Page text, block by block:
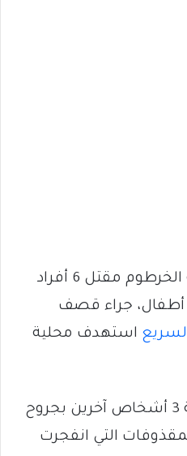
أعلنت وزارة الصحة بولاية الخرطوم مقتل 6 أفراد
من عائلة واحدة، بينهم 4 أطفال، جراء قصف
استهدف محلية
وأسفر القصف عن إصابة 3 أشخاص آخرين بجروح
التي انفجرت